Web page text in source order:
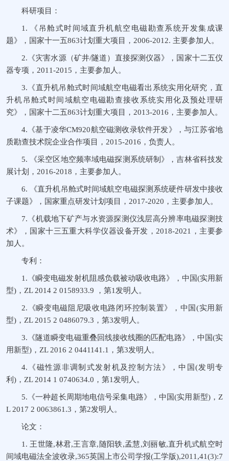
科研项目：
1. 《吊舱式时间域直升机航空电磁勘查系统开发集成课
题》，国家十一五863计划重大项目，2006-2012. 主要参加人。
2.《灾害水源（矿井/隧道）直接探测仪器》，国家十二五仪
器专项，2011-2015，主要参加人。
3.《直升机吊舱式时间域航空电磁看出系统实用化研究，直
升机吊舱式时间域航空电磁勘查接收系统实用化及预处理研
究》，国家十二五863计划重大项目，2013-2016，主要参加人。
4.《基于凌华CM920航空磁测收录软件开发》，与江苏省地
质勘查技术院企业合作项目，2015-2016，负责人。
5. 《采空区地空频率域电磁探测系统研制》，吉林省科技发
展计划，2016-2018，主要参加人。
6. 《直升机吊舱式时间域航空电磁探测系统硬件研发中接收
子课题》，国家重点研发计划项目，2017-2020，主要参加人。
7.《机载地下矿产与水资源探测仪浅层高分辨率电磁探测技
术》，国家十三五重大科学仪器设备开发，2018-2021，主要参
加人。
专利：
1.《瞬变电磁发射机阻感负载被动吸收电路》，中国(实用新
型)，ZL 2014 2 0158933.9 ，第1发明人。
2.《瞬变电磁阻尼吸收电路闭环控制装置》，中国(实用新
型)，ZL 2015 2 0486079.3，第3发明人。
3.《隧道瞬变电磁重叠回线接收线圈的匹配电路》，中国(实
用新型)，ZL 2016 2 0441141.1，第3发明人。
4.《磁性源非调制式发射机及控制方法》，中国(发明专
利)，ZL 2014 1 0740634.0，第1发明人。
5.《一种超长周期地电信号采集电路》，中国(实用新型)，Z
L 2017 2 0063861.3，第2发明人。
论文：
1. 王世隆,林君,王言章,随阳轶,孟慧,刘丽敏,直升机式航空时
间域电磁法全波收录,365英国上市公司学报(工学版),2011,41(3):7